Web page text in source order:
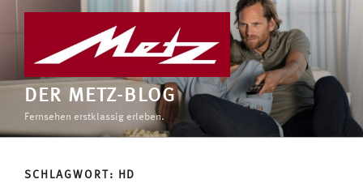
DER METZ-BLOG
Fernsehen erstklassig erleben.
SCHLAGWORT: HD